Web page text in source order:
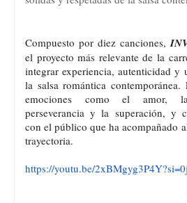
Compuesto por diez canciones,
el proyecto más relevante de la
integrar experiencia, autenticidad y
la salsa romántica
emociones como el amor,
perseverancia y la superación, y
con el público que ha acompañado
trayectoria.
https://youtu.be/2xBMgyg3P4Y?